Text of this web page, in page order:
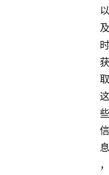
以
及
时
获
取
这
些
信
息
，